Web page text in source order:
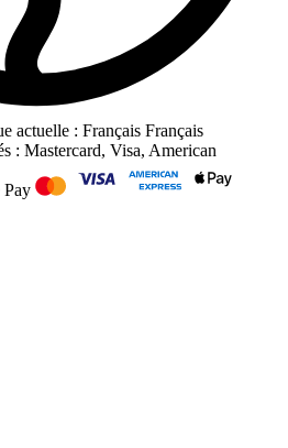
actuelle : Français Français
: Mastercard, Visa, American
Pay